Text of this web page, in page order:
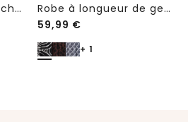
Robe en jean à manches 3/4, longueur genoux
Robe à longueur de genou avec fronces
59,99 €
+ 1